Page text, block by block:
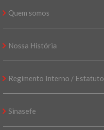
Quem somos
Nossa História
Regimento Interno / Estatuto
Sinasefe